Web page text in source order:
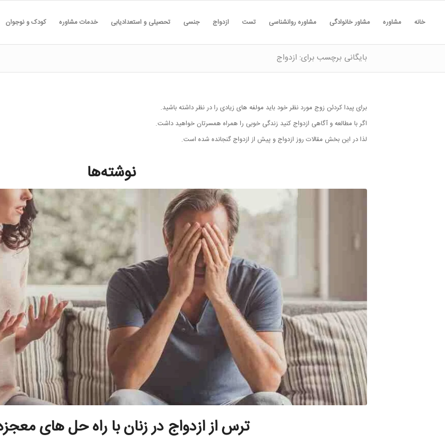
خانه مشاوره مشاور خانوادگی مشاوره روانشناسی تست ازدواج جنسی تحصیلی و استعدادیابی خدمات مشاوره کودک و نوجوان
بایگانی برچسب برای: ازدواج
برای پیدا کردئن زوج مورد نظر خود باید مولفه های زیادی را در نظر داشته باشید.
اگر با مطالعه و آگاهی ازدواج کنید زندگی خوبی را همراه همسرتان خواهید داشت.
لذا در این بخش مقالات روز ازدواج و پیش از ازدواج گنجانده شده است.
نوشته‌ها
ترس از ازدواج در زنان با راه حل های